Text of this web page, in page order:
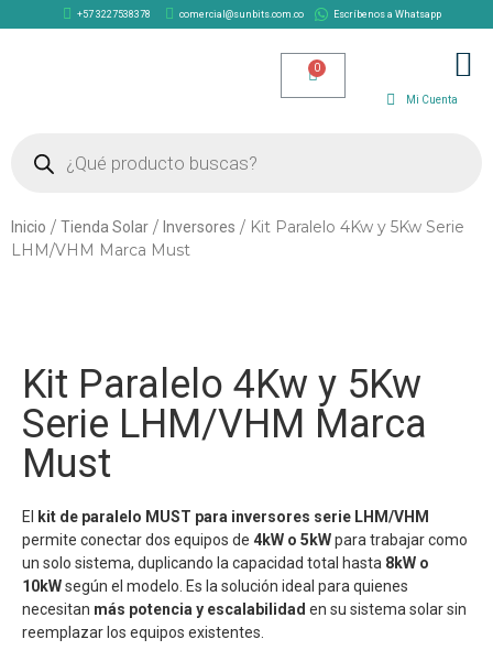
+57 3227538378 comercial@sunbits.com.co Escríbenos a Whatsapp
Mi Cuenta
Inicio / Tienda Solar / Inversores / Kit Paralelo 4Kw y 5Kw Serie
LHM/VHM Marca Must
Kit Paralelo 4Kw y 5Kw
Serie LHM/VHM Marca
Must
El
kit de paralelo MUST para inversores serie LHM/VHM
permite conectar dos equipos de 4kW o 5kWpara trabajar como
un solo sistema, duplicando la capacidad total hasta 8kW o
10kWsegún el modelo. Es la solución ideal para quienes
necesitan más potencia y escalabilidad en su sistema solar sin
reemplazar los equipos existentes.